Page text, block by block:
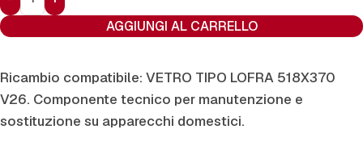
AGGIUNGI AL CARRELLO
Ricambio compatibile: VETRO TIPO LOFRA 518X370
V26. Componente tecnico per manutenzione e
sostituzione su apparecchi domestici.